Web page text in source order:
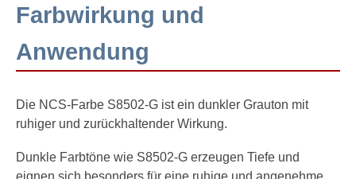
Farbwirkung und
Anwendung
Die NCS-Farbe S8502-G ist ein dunkler Grauton mit
ruhiger und zurückhaltender Wirkung.
Dunkle Farbtöne wie S8502-G erzeugen Tiefe und
eignen sich besonders für eine ruhige und angenehme